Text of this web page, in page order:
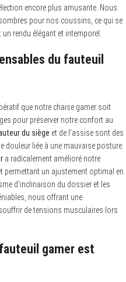
encore plus amusante. Nous
pour nos coussins, ce qui se
rendu élégant et intemporel.
du fauteuil
que notre chaise gamer soit
pour préserver notre confort au
du siège et de l’assise sont des
douleur liée à une mauvaise posture.
a radicalement amélioré notre
permettant un ajustement optimal en
d’inclinaison du dossier et les
nous offrant une
de tensions musculaires lors
gamer est